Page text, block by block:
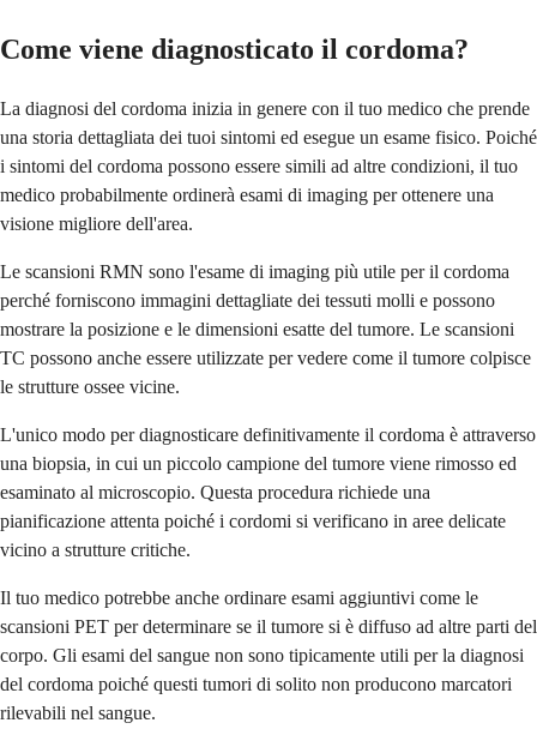
Come viene diagnosticato il cordoma?
La diagnosi del cordoma inizia in genere con il tuo medico che prende
una storia dettagliata dei tuoi sintomi ed esegue un esame fisico. Poiché
i sintomi del cordoma possono essere simili ad altre condizioni, il tuo
medico probabilmente ordinerà esami di imaging per ottenere una
visione migliore dell'area.
Le scansioni RMN sono l'esame di imaging più utile per il cordoma
perché forniscono immagini dettagliate dei tessuti molli e possono
mostrare la posizione e le dimensioni esatte del tumore. Le scansioni
TC possono anche essere utilizzate per vedere come il tumore colpisce
le strutture ossee vicine.
L'unico modo per diagnosticare definitivamente il cordoma è attraverso
una biopsia, in cui un piccolo campione del tumore viene rimosso ed
esaminato al microscopio. Questa procedura richiede una
pianificazione attenta poiché i cordomi si verificano in aree delicate
vicino a strutture critiche.
Il tuo medico potrebbe anche ordinare esami aggiuntivi come le
scansioni PET per determinare se il tumore si è diffuso ad altre parti del
corpo. Gli esami del sangue non sono tipicamente utili per la diagnosi
del cordoma poiché questi tumori di solito non producono marcatori
rilevabili nel sangue.